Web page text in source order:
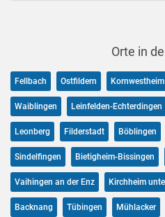
Orte in
Fellbach Ostfildern Kornwestheim
Waiblingen Leinfelden-Echterdingen
Leonberg Filderstadt Böblingen
Sindelfingen Bietigheim-Bissingen
Vaihingen an der Enz Kirchheim
Backnang Tübingen Mühlacker